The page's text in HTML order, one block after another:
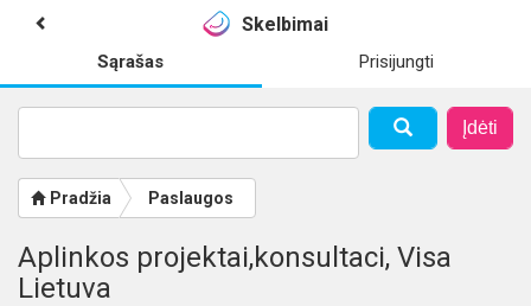
Skelbimai
Sąrašas Prisijungti
Įdėti
Pradžia Paslaugos
Aplinkos projektai,konsultaci, Visa
Lietuva